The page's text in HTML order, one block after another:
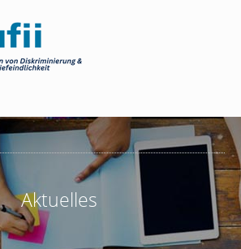
Aktuelles